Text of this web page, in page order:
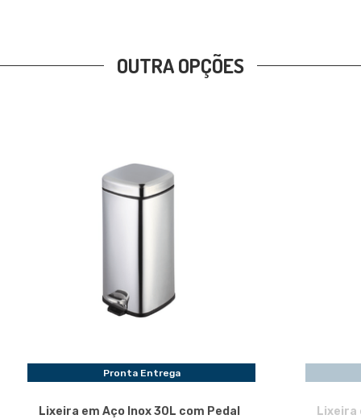
OUTRA OPÇÕES
Pronta Entrega
Lixeira em Aço Inox 30L com Pedal
Lixeira